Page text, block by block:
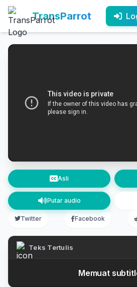
TransParrot
Asli
Putar audio
Twitter Facebook
Teks Tertulis
Memuat